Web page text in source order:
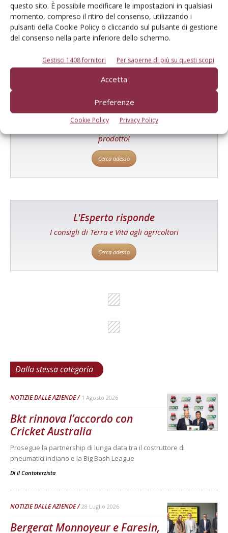
questo sito. È possibile modificare le impostazioni in qualsiasi
momento, compreso il ritiro del consenso, utilizzando i
pulsanti della Cookie Policy o cliccando sul pulsante di gestione
del consenso nella parte inferiore dello schermo.
Gestisci 1408 fornitori Per saperne di più su questi scopi
Accetta
Preferenze
Cookie Policy Privacy Policy
Tecniche, prodotti e servizi dalle aziende
Catalogo Aziende e Prodotti
Un modo semplice per cercare un'azienda o un
prodotto!
Cerca adesso
L'Esperto risponde
I consigli di Terra e Vita agli agricoltori
Cerca adesso
Dalla stessa categoria
NOTIZIE DALLE AZIENDE 1 Agosto 2026
Bkt rinnova l’accordo con
Cricket Australia
Prosegue la partnership di lunga data tra il costruttore di
pneumatici indiano e la Big Bash League
Di Il Contoterzista
NOTIZIE DALLE AZIENDE 28 Luglio 2026
Bergerat Monnoyeur e Faresin,